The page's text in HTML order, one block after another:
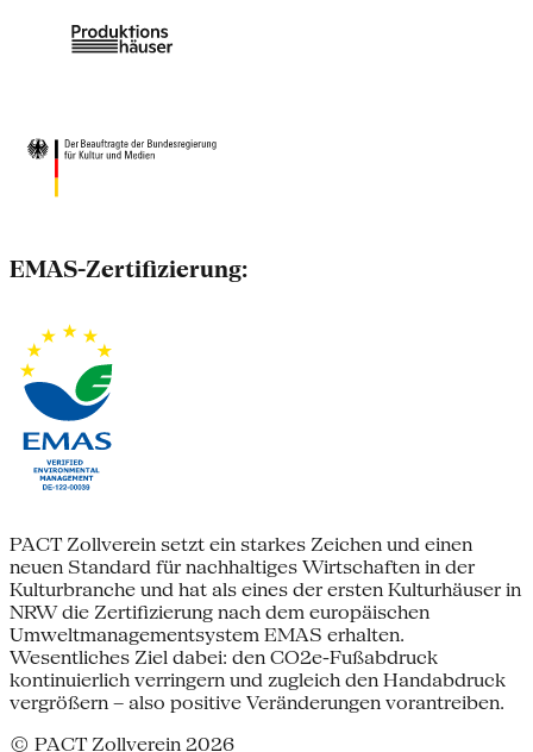
EMAS-Zertifizierung:
PACT Zollverein setzt ein starkes Zeichen und einen
neuen Standard für nachhaltiges Wirtschaften in der
Kulturbranche und hat als eines der ersten Kulturhäuser in
NRW die Zertifizierung nach dem europäischen
Umweltmanagementsystem EMAS erhalten.
Wesentliches Ziel dabei: den CO2e-Fußabdruck
kontinuierlich verringern und zugleich den Handabdruck
vergrößern – also positive Veränderungen vorantreiben.
© PACT Zollverein 2026